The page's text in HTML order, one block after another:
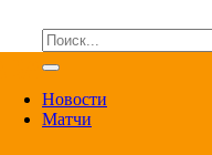
Новости
Матчи